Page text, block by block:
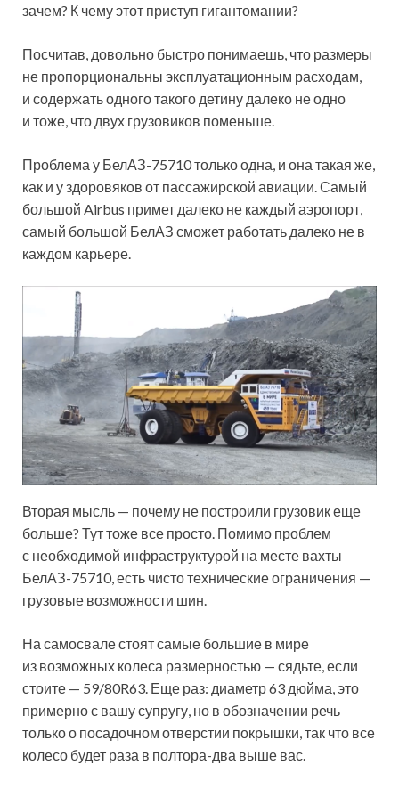
зачем? К чему этот приступ гигантомании?
Посчитав, довольно быстро понимаешь, что размеры
не пропорциональны эксплуатационным расходам,
и содержать одного такого детину далеко не одно
и тоже, что двух грузовиков поменьше.
Проблема у БелАЗ-75710 только одна, и она такая же,
как и у здоровяков от пассажирской авиации. Самый
большой Airbus примет далеко не каждый аэропорт,
самый большой БелАЗ сможет работать далеко не в
каждом карьере.
Вторая мысль — почему не построили грузовик еще
больше? Тут тоже все просто. Помимо проблем
с необходимой инфраструктурой на месте вахты
БелАЗ-75710, есть чисто технические ограничения —
грузовые возможности шин.
На самосвале стоят самые большие в мире
из возможных колеса размерностью — сядьте, если
стоите — 59/80R63. Еще раз: диаметр 63 дюйма, это
примерно с вашу супругу, но в обозначении речь
только о посадочном отверстии покрышки, так что все
колесо будет раза в полтора-два выше вас.